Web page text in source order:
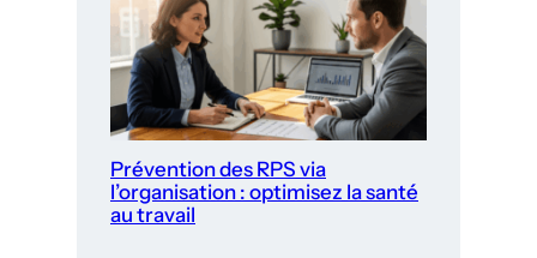
Prévention des RPS via
l’organisation : optimisez la santé
au travail